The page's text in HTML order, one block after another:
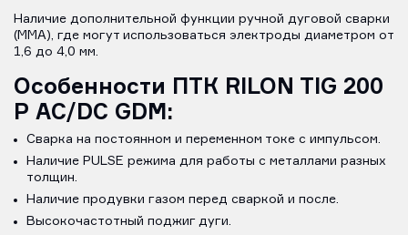
Наличие дополнительной функции ручной дуговой сварки
(MMA), где могут использоваться электроды диаметром от
1,6 до 4,0 мм.
Особенности ПТК RILON TIG 200
P AC/DC GDM:
Сварка на постоянном и переменном токе с импульсом.
Наличие PULSE режима для работы с металлами разных
толщин.
Наличие продувки газом перед сваркой и после.
Высокочастотный поджиг дуги.